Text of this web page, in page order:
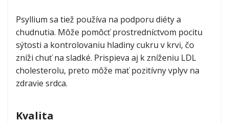
4.5833354.6
(12 )
od4,99 €
Psyllium sa tiež používa na podporu diéty a
chudnutia. Môže pomôcť prostredníctvom pocitu
sýtosti a kontrolovaniu hladiny cukru v krvi, čo
zníži chuť na sladké. Prispieva aj k zníženiu LDL
cholesterolu, preto môže mať pozitívny vplyv na
zdravie srdca.
Kvalita